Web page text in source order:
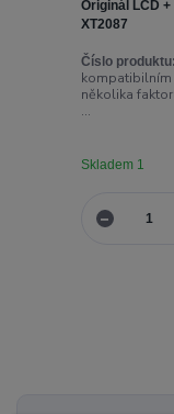
Originál LCD
XT2087
Číslo produktu:
kompatibilním
několika
...
Skladem 1